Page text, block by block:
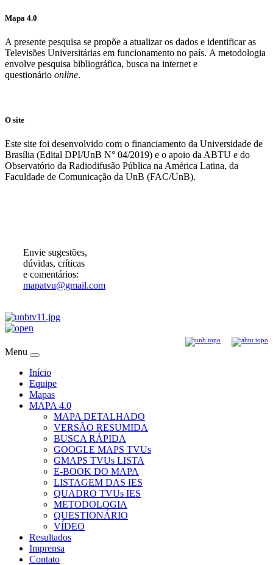
Mapa 4.0
A presente pesquisa se propõe a atualizar os dados e identificar as
Televisões Universitárias em funcionamento no país. A metodologia
envolve pesquisa bibliográfica, busca na internet e
questionário online.
O site
Este site foi desenvolvido com o financiamento da Universidade de
Brasília (Edital DPI/UnB N° 04/2019) e o apoio da ABTU e do
Observatório da Radiodifusão Pública na América Latina, da
Faculdade de Comunicação da UnB (FAC/UnB).
Envie sugestões,
dúvidas, críticas
e comentários:
mapatvu@gmail.com
Menu
Início
Equipe
Mapas
MAPA 4.0
MAPA DETALHADO
VERSÃO RESUMIDA
BUSCA RÁPIDA
GOOGLE MAPS TVUs
GMAPS TVUs LISTA
E-BOOK DO MAPA
LISTAGEM DAS IES
QUADRO TVUs IES
METODOLOGIA
QUESTIONÁRIO
VÍDEO
Resultados
Imprensa
Contato